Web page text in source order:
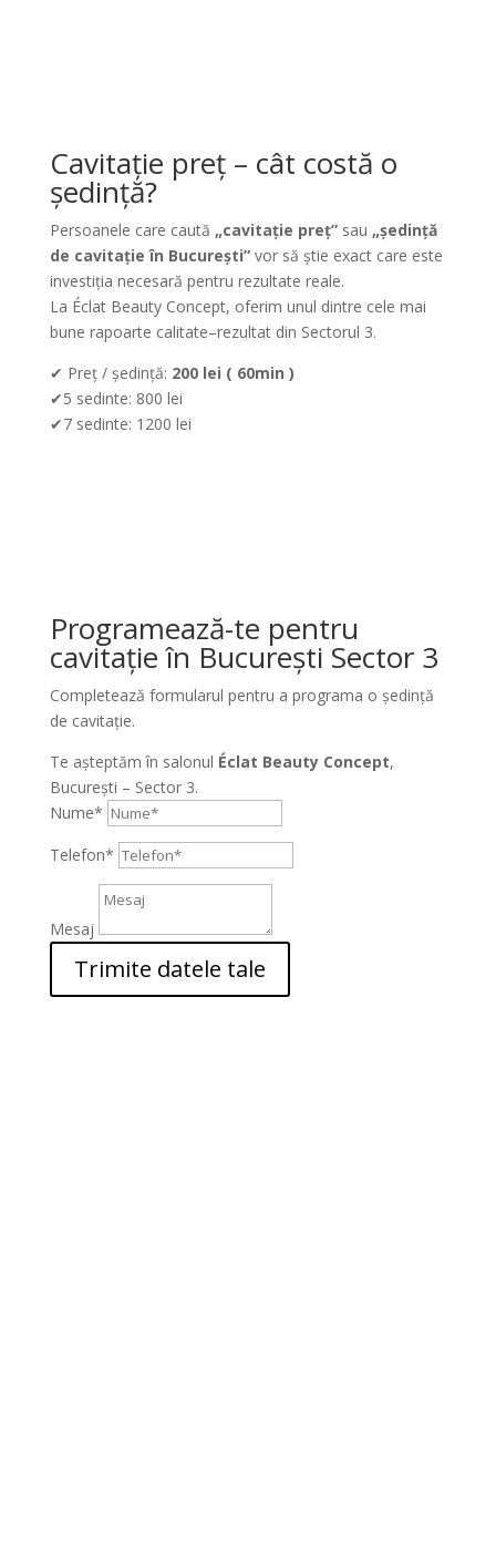
Cavitație preț – cât costă o
ședință?
Persoanele care caută „cavitație preț”sau „ședință
de cavitație în București”vor să știe exact care este
investiția necesară pentru rezultate reale.
La Éclat Beauty Concept, oferim unul dintre cele mai
bune rapoarte calitate–rezultat din Sectorul 3.
✔ Preț / ședință: 200 lei ( 60min )
✔5 sedinte: 800 lei
✔7 sedinte: 1200 lei
Programează-te pentru
cavitație în București Sector 3
Completează formularul pentru a programa o ședință
de cavitație.
Te așteptăm în salonul Éclat Beauty Concept,
București – Sector 3.
Nume*
Telefon*
Mesaj
Trimite datele tale